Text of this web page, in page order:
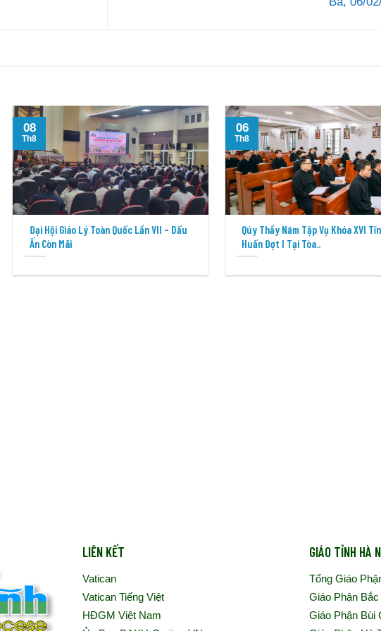
Đại Hội Giáo Lý Toàn Quốc Lần VII – Dấu
Ấn Còn Mãi
08
Th8
Qúy Thầy Năm Tập Vụ Khóa XVI
Huấn Đợt I Tại Tòa..
06
Th8
LIÊN KẾT
Vatican
Vatican Tiếng Việt
HĐGM Việt Nam
GIÁO TỈNH HÀ
Tổng Giáo
Giáo Phận
Giáo Phận Bùi